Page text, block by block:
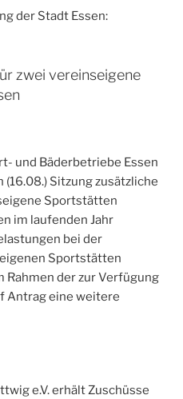
der Stadt Essen:
zwei vereinseigene
und Bäderbetriebe Essen
(16.08.) Sitzung zusätzliche
Sportstätten
im laufenden Jahr
bei der
Sportstätten
Rahmen der zur Verfügung
Antrag eine weitere
e.V. erhält Zuschüsse